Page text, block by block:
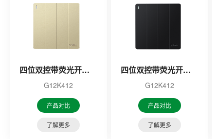
四位双控带荧光开关（金色）
G12K412
产品对比
了解更多
四位双控带荧光开关（黑色）
G12K412
产品对比
了解更多